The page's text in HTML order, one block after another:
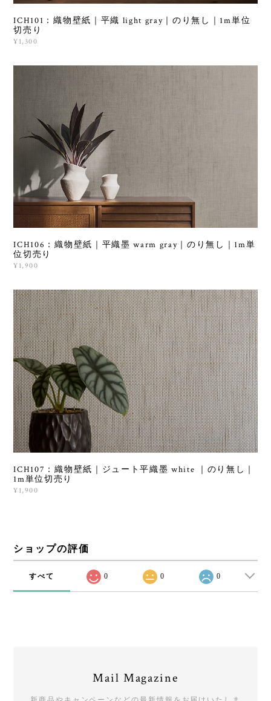
ICH101：織物壁紙｜平織 light gray｜のり無し｜1m単位
切売り
¥1,300
ICH106：織物壁紙｜平織墨 warm gray｜のり無し｜1m単
位切売り
¥1,900
ICH107：織物壁紙｜ジュート平織墨 white ｜のり無し｜
1m単位切売り
¥1,900
ショップの評価
すべて 0 0 0
Mail Magazine